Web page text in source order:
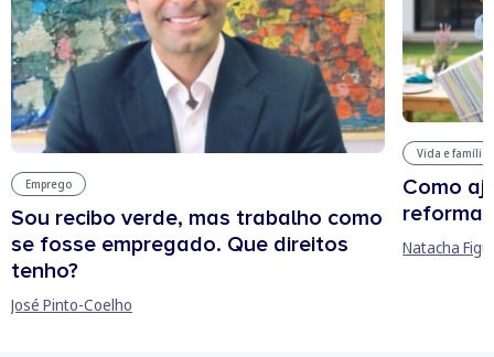
Emprego
Sou recibo verde, mas trabalho como
se fosse empregado. Que direitos
tenho?
José Pinto-Coelho
Vida e família
Como
reforma
Natacha